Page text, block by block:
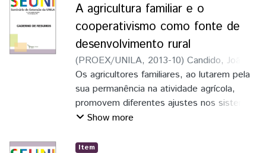
A agricultura familiar e o
cooperativismo como fonte de
desenvolvimento rural
(PROEX/UNILA, 2013-10) Candido, João
Ernesto Pelissari;Oliveira, Viviane de ;
Basso, Dirceu
Os agricultores familiares, ao lutarem pela
sua permanência na atividade agrícola,
promovem diferentes ajustes nos sistemas
de produção
Show more
Item